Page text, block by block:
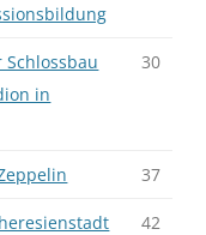
in
30
37
42